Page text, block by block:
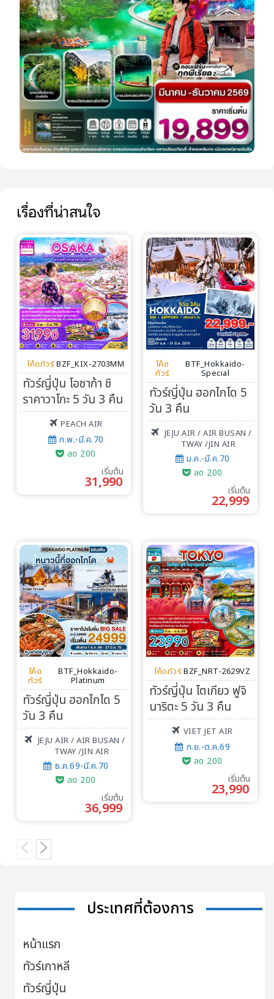
เรื่องที่น่าสนใจ
โค้ดทัวร์ BZF_KIX-2703MM
ทัวร์ญี่ปุ่น โอซาก้า ชิ
ราคาวาโกะ 5 วัน 3 คืน
PEACH AIR
ก.พ.-มี.ค.70
ลด 200
เริ่มต้น
31,990
โค้ด
ทัวร์
BTF_Hokkaido-
Special
ทัวร์ญี่ปุ่น ฮอกไกโด 5
วัน 3 คืน
JEJU AIR / AIR BUSAN /
TWAY /JIN AIR
ม.ค.-มี.ค.70
ลด 200
เริ่มต้น
22,999
โค้ด
ทัวร์
BTF_Hokkaido-
Platinum
ทัวร์ญี่ปุ่น ฮอกไกโด 5
วัน 3 คืน
JEJU AIR / AIR BUSAN /
TWAY /JIN AIR
ธ.ค.69-มี.ค.70
ลด 200
เริ่มต้น
36,999
โค้ดทัวร์ BZF_NRT-2629VZ
ทัวร์ญี่ปุ่น โตเกียว ฟูจิ
นาริตะ 5 วัน 3 คืน
VIET JET AIR
ก.ย.-ต.ค.69
ลด 200
เริ่มต้น
23,990
ประเทศที่ต้องการ
หน้าแรก
ทัวร์เกาหลี
ทัวร์ญี่ปุ่น